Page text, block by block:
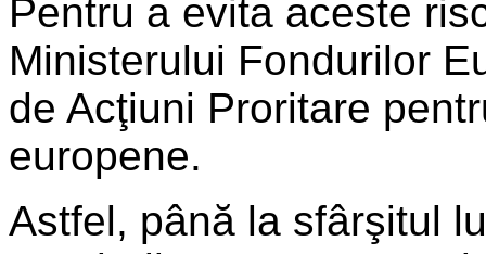
Pentru a evita aceste
Ministerului Fondurilor
de Acţiuni Proritare
europene.
Astfel, până la sfârşitul